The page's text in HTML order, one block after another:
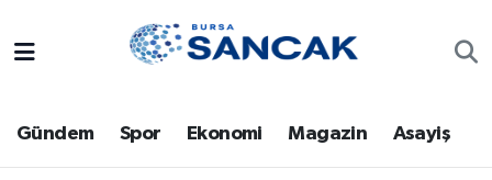
Gündem Spor Ekonomi Magazin Asayiş
Bursa
Trafik Durumu